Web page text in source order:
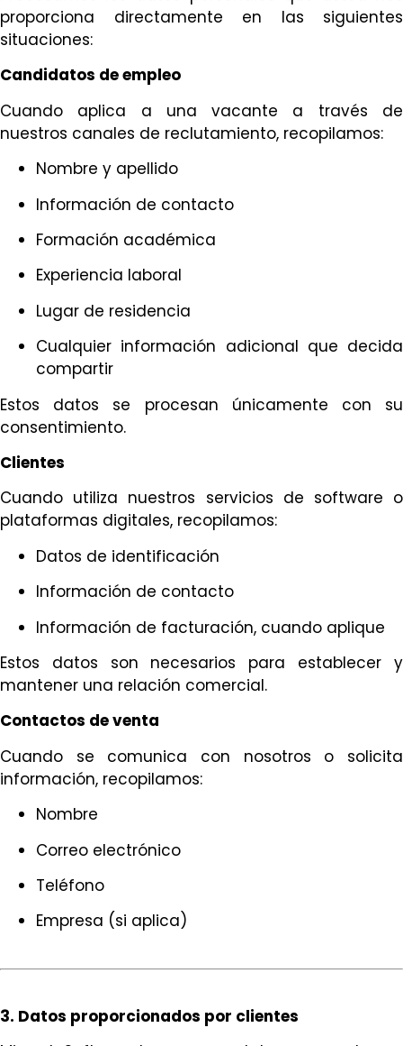
proporciona directamente en las siguientes
situaciones:
Candidatos de empleo
Cuando aplica a una vacante a través de
nuestros canales de reclutamiento, recopilamos:
Nombre y apellido
Información de contacto
Formación académica
Experiencia laboral
Lugar de residencia
Cualquier información adicional que decida
compartir
Estos datos se procesan únicamente con su
consentimiento.
Clientes
Cuando utiliza nuestros servicios de software o
plataformas digitales, recopilamos:
Datos de identificación
Información de contacto
Información de facturación, cuando aplique
Estos datos son necesarios para establecer y
mantener una relación comercial.
Contactos de venta
Cuando se comunica con nosotros o solicita
información, recopilamos:
Nombre
Correo electrónico
Teléfono
Empresa (si aplica)
3. Datos proporcionados por clientes